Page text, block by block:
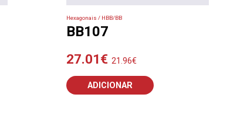
Hexagonais / HBB/BB
BB107
27.01€ 21.96€
ADICIONAR